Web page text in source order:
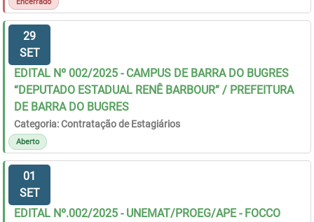
29
SET
EDITAL Nº 002/2025 - CAMPUS DE BARRA DO BUGRES
“DEPUTADO ESTADUAL RENÊ BARBOUR” / PREFEITURA
DE BARRA DO BUGRES
Categoria: Contratação de Estagiários
Aberto
01
SET
EDITAL Nº.002/2025 - UNEMAT/PROEG/APE - FOCCO